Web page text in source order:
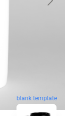
blank template